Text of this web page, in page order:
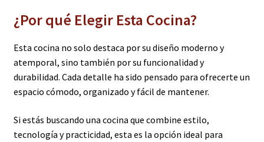
¿Por qué Elegir Esta Cocina?
Esta cocina no solo destaca por su diseño moderno y
atemporal, sino también por su funcionalidad y
durabilidad. Cada detalle ha sido pensado para ofrecerte un
espacio cómodo, organizado y fácil de mantener.
Si estás buscando una cocina que combine estilo,
tecnología y practicidad, esta es la opción ideal para